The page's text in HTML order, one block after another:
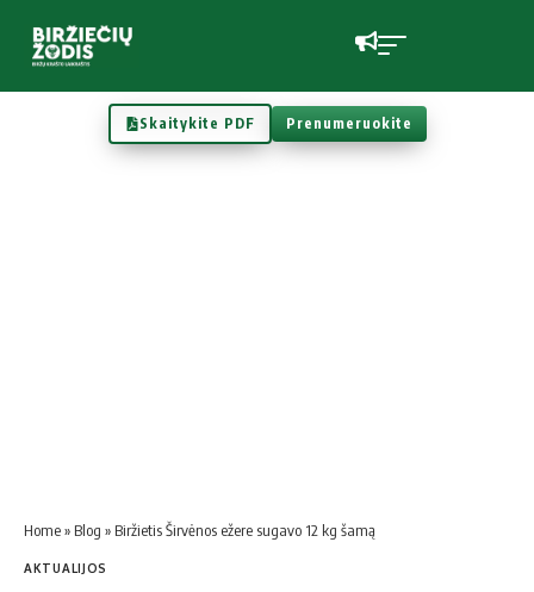
Skaitykite PDF Prenumeruokite
Home» Blog » Biržietis Širvėnos ežere sugavo 12 kg šamą
AKTUALIJOS